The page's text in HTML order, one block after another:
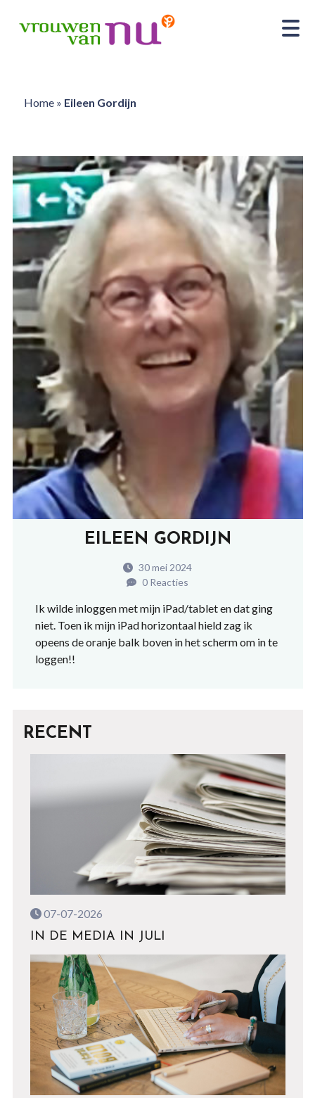
Home» Eileen Gordijn
EILEEN GORDIJN
30 mei 2024
0 Reacties
Ik wilde inloggen met mijn iPad/tablet en dat ging
niet. Toen ik mijn iPad horizontaal hield zag ik
opeens de oranje balk boven in het scherm om in te
loggen!!
RECENT
07-07-2026
IN DE MEDIA IN JULI